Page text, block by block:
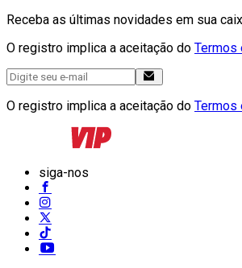
Receba as últimas novidades em sua
O registro implica a aceitação do Termos
O registro implica a aceitação do Termos
siga-nos